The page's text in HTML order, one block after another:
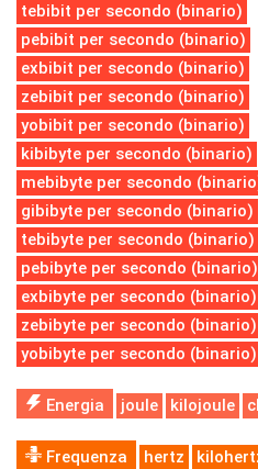
tebibit per secondo (binario)
pebibit per secondo (binario)
exbibit per secondo (binario)
zebibit per secondo (binario)
yobibit per secondo (binario)
kibibyte per secondo (binario)
mebibyte per secondo
gibibyte per secondo (binario)
tebibyte per secondo (binario)
pebibyte per secondo (binario)
exbibyte per secondo (binario)
zebibyte per secondo (binario)
yobibyte per secondo (binario)
Energia joule kilojoule
Frequenza hertz